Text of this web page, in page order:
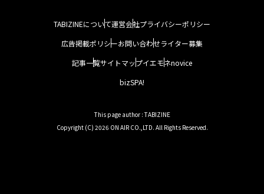
TABIZINEについて運営会社プライバシーポリシー
広告掲載ポリシーお問い合わせライター募集
記事一覧サイトマップイエモネnovice
bizSPA!
This page author : TABIZINE
Copyright (C) 2026 ON AIR CO.,LTD. All Rights Reserved.